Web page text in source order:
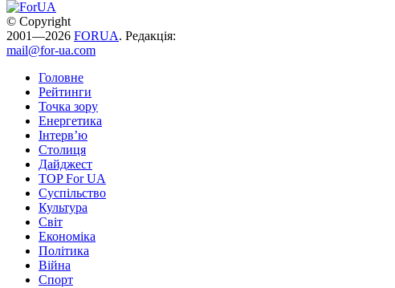
© Copyright
2001—2026 FORUA. Редакція:
mail@for-ua.com
Головне
Рейтинги
Точка зору
Енергетика
Інтерв’ю
Столиця
Дайджест
TOP For UA
Суспiльство
Культура
Світ
Економіка
Політика
Війна
Спорт